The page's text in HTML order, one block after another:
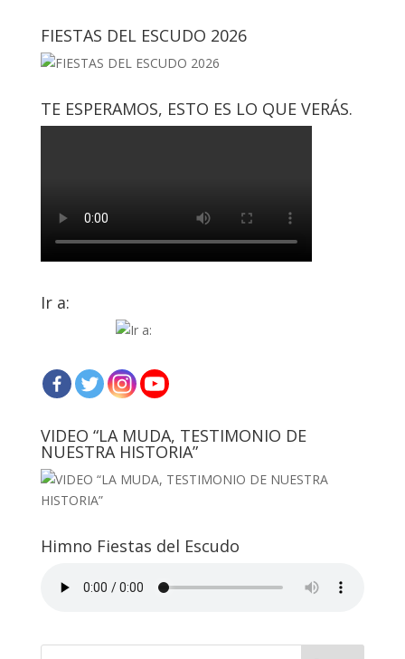
FIESTAS DEL ESCUDO 2026
TE ESPERAMOS, ESTO ES LO QUE VERÁS.
Ir a:
VIDEO “LA MUDA, TESTIMONIO DE
NUESTRA HISTORIA”
Himno Fiestas del Escudo